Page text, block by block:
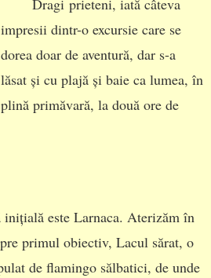
Dragi prieteni, iată câteva
impresii dintr-o excursie care se
dorea doar de aventură, dar s-a
lăsat și cu plajă și baie ca lumea, în
plină primăvară, la două ore de
inițială este Larnaca. Aterizăm în
primul obiectiv, Lacul sărat, o
de flamingo sălbatici, de unde